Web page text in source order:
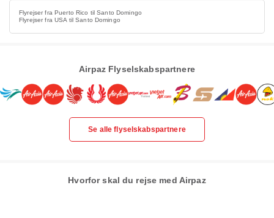
Flyrejser fra Puerto Rico til Santo Domingo
Flyrejser fra USA til Santo Domingo
Airpaz Flyselskabspartnere
Se alle flyselskabspartnere
Hvorfor skal du rejse med Airpaz